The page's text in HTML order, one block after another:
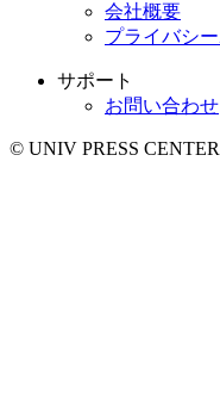
会社概要
プライバシ
サポート
お問い合わせ
© UNIV PRESS